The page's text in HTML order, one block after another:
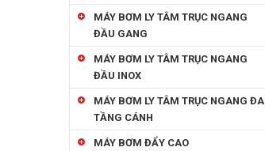
MÁY BƠM LY TÂM TRỤC NGANG
ĐẦU GANG
MÁY BƠM LY TÂM TRỤC NGANG
ĐẦU INOX
MÁY BƠM LY TÂM TRỤC NGANG ĐA
TẦNG CÁNH
MÁY BƠM ĐẨY CAO